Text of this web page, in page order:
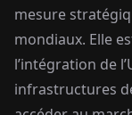
mesure
mondiaux. Elle
l’intégration de
infrastructures